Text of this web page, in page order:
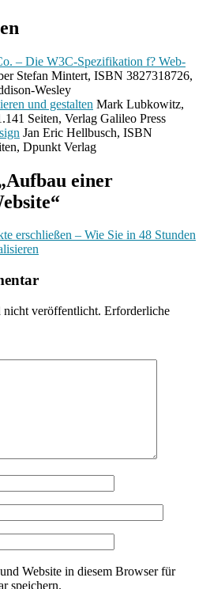
– Die W3C-Spezifikation f? Web-
Stefan Mintert, ISBN 3827318726,
Wesley
und gestalten Mark Lubkowitz,
Seiten, Verlag Galileo Press
Jan Eric Hellbusch, ISBN
Dpunkt Verlag
einer
erschließen – Wie Sie in 48 Stunden
veröffentlicht. Erforderliche
Website in diesem Browser für
speichern.